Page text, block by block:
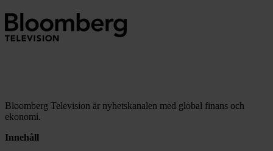
Bloomberg Television är nyhetskanalen med global finans och
ekonomi.
Innehåll